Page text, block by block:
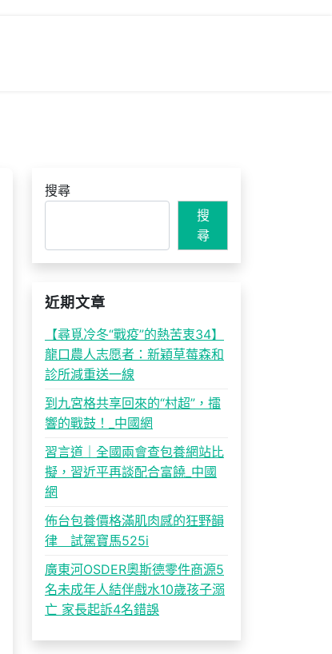
搜尋
搜
尋
近期文章
【尋覓冷冬“戰疫”的熱苦衷34】
龍口農人志愿者：新穎草莓森和
診所減重送一線
到九宮格共享回來的“村超”，擂
響的戰鼓！_中國網
習言道｜全國兩會查包養網站比
擬，習近平再談配合富饒_中國
網
佈台包養價格滿肌肉感的狂野韻
律 試駕寶馬525i
廣東河OSDER奧斯德零件商源5
名未成年人結伴戲水10歲孩子溺
亡 家長起訴4名錯誤